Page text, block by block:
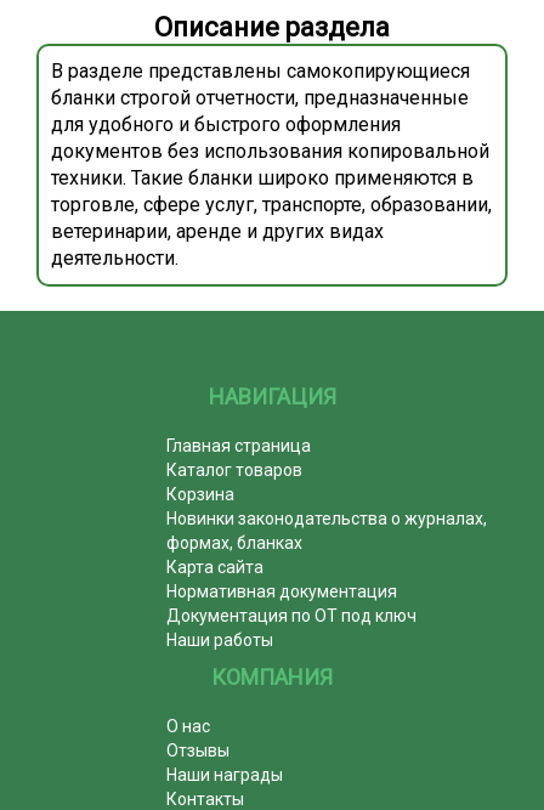
Описание раздела
В разделе представлены самокопирующиеся
бланки строгой отчетности, предназначенные
для удобного и быстрого оформления
документов без использования копировальной
техники. Такие бланки широко применяются в
торговле, сфере услуг, транспорте, образовании,
ветеринарии, аренде и других видах
деятельности.
НАВИГАЦИЯ
Главная страница
Каталог товаров
Корзина
Новинки законодательства о журналах,
формах, бланках
Карта сайта
Нормативная документация
Документация по ОТ под ключ
Наши работы
КОМПАНИЯ
О нас
Отзывы
Наши награды
Контакты